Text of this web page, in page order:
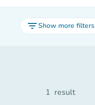
filter_listShow more filters
1 result